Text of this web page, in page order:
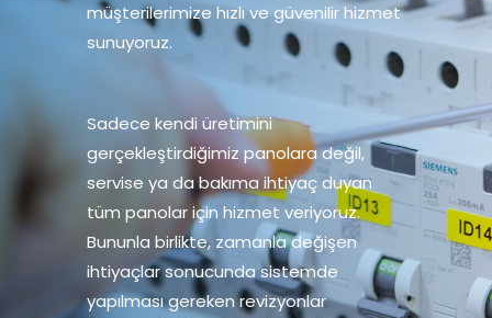
müşterilerimize hızlı ve güvenilir hizmet
sunuyoruz.
Sadece kendi üretimini
gerçekleştirdiğimiz panolara değil,
servise ya da bakıma ihtiyaç duyan
tüm panolar için hizmet veriyoruz.
Bununla birlikte, zamanla değişen
ihtiyaçlar sonucunda sistemde
yapılması gereken revizyonlar